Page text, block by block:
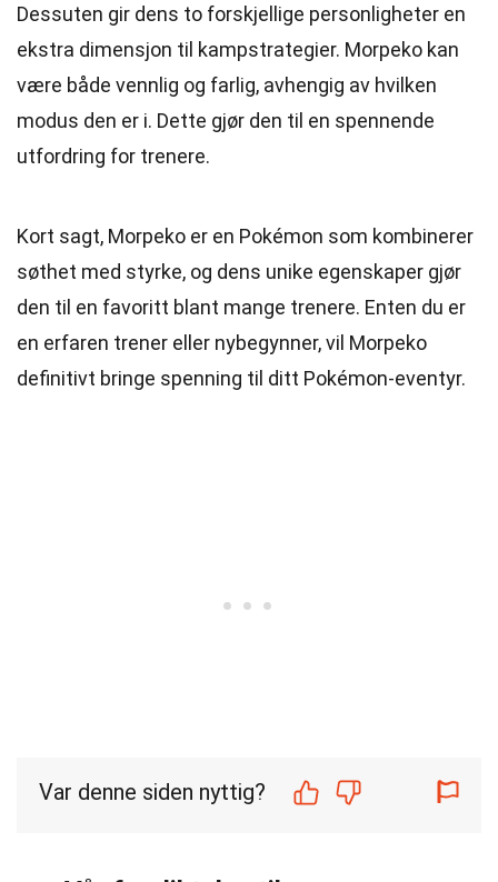
Dessuten gir dens to forskjellige personligheter en
ekstra dimensjon til kampstrategier. Morpeko kan
være både vennlig og farlig, avhengig av hvilken
modus den er i. Dette gjør den til en spennende
utfordring for trenere.
Kort sagt, Morpeko er en Pokémon som kombinerer
søthet med styrke, og dens unike egenskaper gjør
den til en favoritt blant mange trenere. Enten du er
en erfaren trener eller nybegynner, vil Morpeko
definitivt bringe spenning til ditt Pokémon-eventyr.
Var denne siden nyttig?